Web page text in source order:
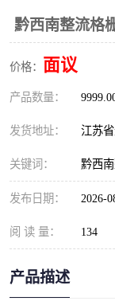
黔西南整流格
价格： 面议
产品数量：
发货地址： 江苏
关键词： 黔西
发布日期： 2026-
阅 读 量： 134
产品描述